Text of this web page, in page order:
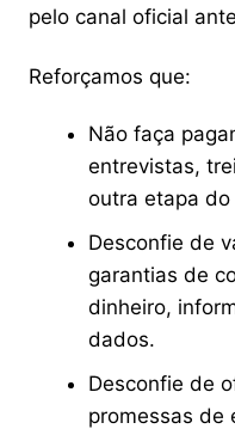
pelo canal oficial
Reforçamos que:
Não faça
entrevistas,
outra etapa
Desconfie de
garantias de
dinheiro,
dados.
Desconfie de
promessas de